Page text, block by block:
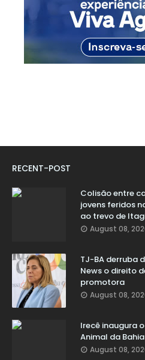
RECENT-POST
Colisão entre
jovens feridos
ao trevo de
August 08,
TJ-BA derruba
News o direito
promotora
August 08,
Irecê inaugura
Animal da Bahia
August 08,